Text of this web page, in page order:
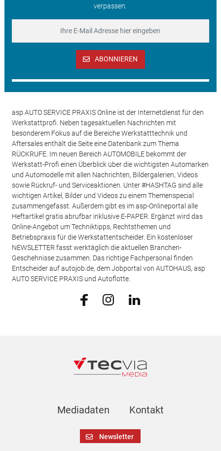
verpassen.
ABONNIEREN
asp AUTO SERVICE PRAXIS Online ist der Internetdienst für den
Werkstattprofi. Neben tagesaktuellen Nachrichten mit
besonderem Fokus auf die Bereiche Werkstatttechnik und
Aftersales enthält die Seite eine Datenbank zum Thema
RÜCKRUFE. Im neuen Bereich AUTOMOBILE bekommt der
Werkstatt-Profi einen Überblick über die wichtigsten Automarken
und Automodelle mit allen Nachrichten, Bildergalerien, Videos
sowie Rückruf- und Serviceaktionen. Unter #HASHTAG sind alle
wichtigen Artikel, Bilder und Videos zu einem Themenspecial
zusammengefasst. Außerdem gibt es im asp-Onlineportal alle
Heftartikel gratis abrufbar inklusive E-PAPER. Ergänzt wird das
Online-Angebot um Techniktipps, Rechtsthemen und
Betriebspraxis für die Werkstattentscheider. Ein kostenloser
NEWSLETTER fasst werktäglich die aktuellen Branchen-
Geschehnisse zusammen. Das richtige Fachpersonal finden
Entscheider auf autojob.de, dem Jobportal von AUTOHAUS, asp
AUTO SERVICE PRAXIS und Autoflotte.
Mediadaten Kontakt
Newsletter